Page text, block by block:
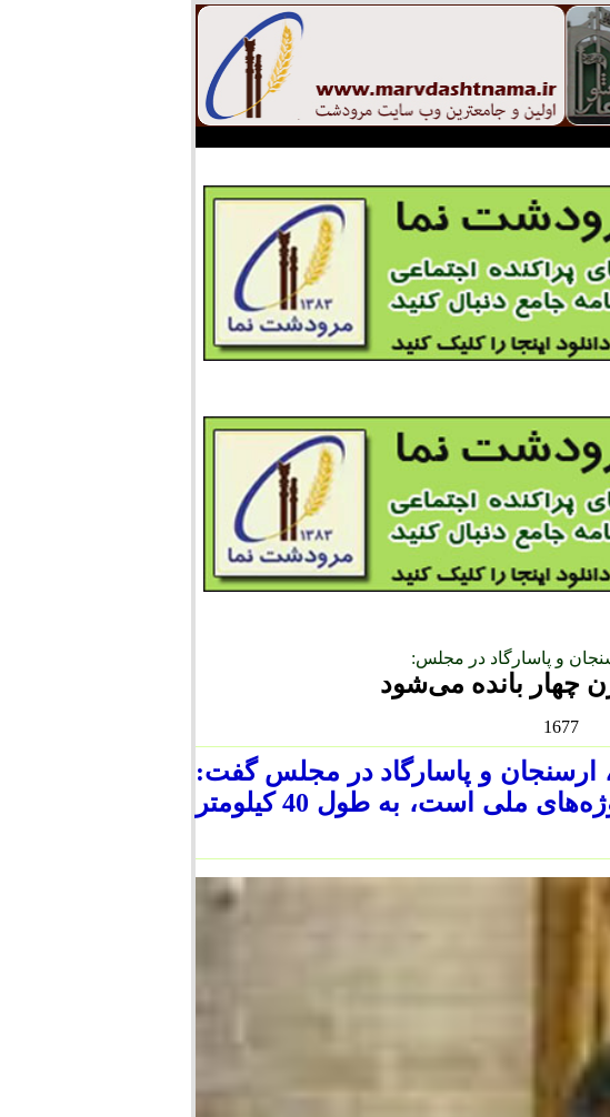
و پاسارگاد در مجلس:
چهار بانده می‌شود
1677
ارسنجان و پاسارگاد در مجلس گفت:
محور رامجرد - درودزن که یکی از پروژه‌های ملی است، به طول 40 کیلومتر